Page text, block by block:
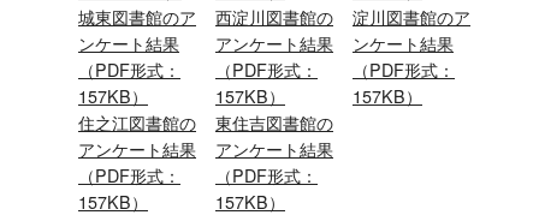
城東図書館のア
ンケート結果
（PDF形式：
157KB）
住之江図書館の
アンケート結果
（PDF形式：
157KB）
西淀川図書館の
アンケート結果
（PDF形式：
157KB）
東住吉図書館の
アンケート結果
（PDF形式：
157KB）
淀川図書館のア
ンケート結果
（PDF形式：
157KB）